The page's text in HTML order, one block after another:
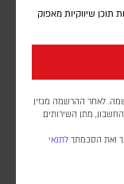
תוכן שיווקיות מאפוק
לאחר ההרשמה מגזין
מתן השירותים
ואת הסכמתך לתנאי